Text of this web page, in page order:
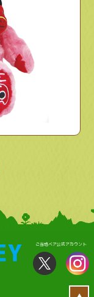
ご当地ベア公式アカウント